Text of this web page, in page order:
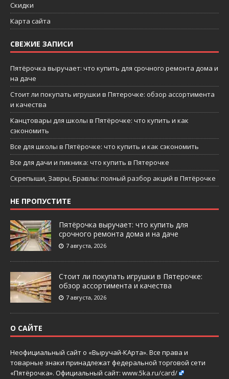
Скидки
Карта сайта
СВЕЖИЕ ЗАПИСИ
Пятёрочка выручает: что купить для срочного ремонта дома и
на даче
Стоит ли покупать игрушки в Пятерочке: обзор ассортимента
и качества
Канцтовары для школы в Пятёрочке: что купить и как
сэкономить
Все для школы в Пятёрочке: что купить и как сэкономить
Все для дачи и пикника: что купить в Пятерочке
Скрепыши, Завры, Бравлы: полный разбор акций в Пятёрочке
НЕ ПРОПУСТИТЕ
Пятёрочка выручает: что купить для
срочного ремонта дома и на даче
7 августа, 2026
Стоит ли покупать игрушки в Пятерочке:
обзор ассортимента и качества
7 августа, 2026
О САЙТЕ
Неофициальный сайт о «Выручай-КАрта». Все права и
товарные знаки принадлежат федеральной торговой сети
«Пятёрочка». Официальный сайт: www.5ka.ru/card/